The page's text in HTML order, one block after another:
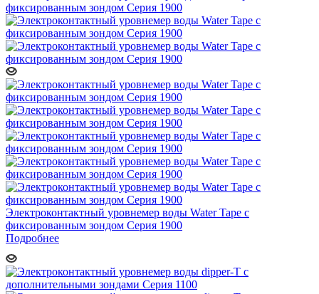
Электроконтактный уровнемер воды Water Tape с
фиксированным зондом Серия 1900
Подробнее